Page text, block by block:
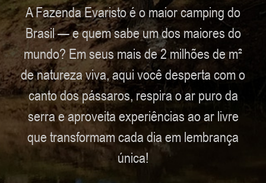
Camping repleto de lindas árvores
A Fazenda Evaristo é o maior camping do
Brasil — e quem sabe um dos maiores do
mundo? Em seus mais de 2 milhões de m²
de natureza viva, aqui você desperta com o
canto dos pássaros, respira o ar puro da
serra e aproveita experiências ao ar livre